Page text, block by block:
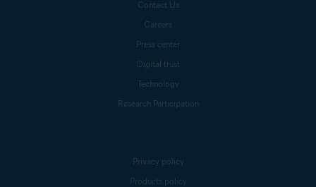
Contact Us
Careers
Press center
Digital trust
Technology
Research Participation
Privacy policy
Products policy